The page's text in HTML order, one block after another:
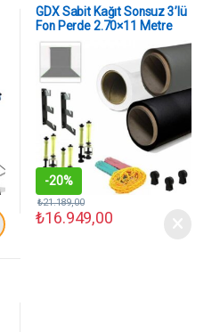
GDX Sabit Kağıt Sonsuz 3’lü
Fon Perde 2.70×11 Metre
(WBG)
-20%
₺16.949,00
₺21.189,00